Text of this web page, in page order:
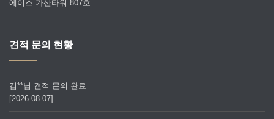
에이스 가산타워 807호
견적 문의 현황
김**님 견적 문의 완료
[2026-08-07]